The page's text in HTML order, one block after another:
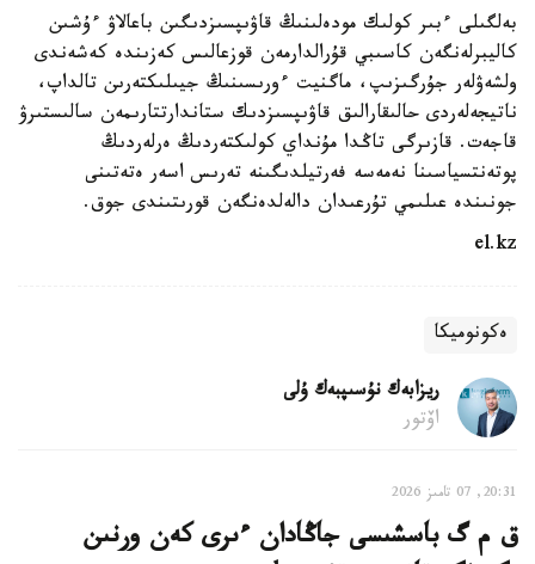
بەلگىلى ءبىر كولىك مودەلىنىڭ قاۋىپسىزدىگىن باعالاۋ ءۇشىن
كاليبرلەنگەن كاسىبي قۇرالدارمەن قوزعالىس كەزىندە كەشەندى
ولشەۋلەر جۇرگىزىپ، ماگنيت ءورىسىنىڭ جيىلىكتەرىن تالداپ،
ناتيجەلەردى حالىقارالىق قاۋىپسىزدىك ستاندارتتارىمەن سالىستىرۋ
قاجەت. قازىرگى تاڭدا مۇنداي كولىكتەردىڭ ەرلەردىڭ
پوتەنتسياسىنا نەمەسە فەرتيلدىگىنە تەرىس اسەر ەتەتىنى
جونىندە عىلىمي تۇرعىدان دالەلدەنگەن قورىتىندى جوق.
el.kz
ەكونوميكا
ريزابەك نۇسىپبەك ۇلى
اۆتور
20:31, 07 تامىز 2026
ق م گ باسشىسى جاڭادان ءىرى كەن ورنىن